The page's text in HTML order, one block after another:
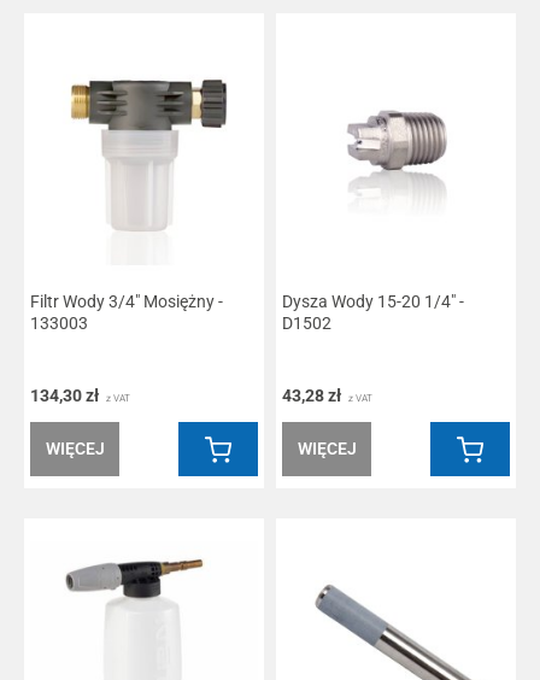
Filtr Wody 3/4" Mosiężny -
133003
134,30 zł z VAT
WIĘCEJ
Dysza Wody 15-20 1/4" -
D1502
43,28 zł z VAT
WIĘCEJ